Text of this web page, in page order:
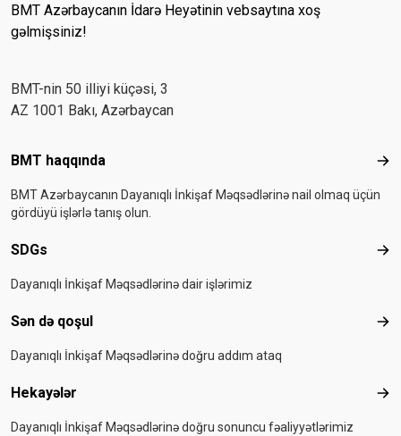
BMT Azərbaycanın İdarə Heyətinin vebsaytına xoş
gəlmişsiniz!
BMT-nin 50 illiyi küçəsi, 3
AZ 1001 Bakı, Azərbaycan
Footer menu
BMT haqqında
BMT Azərbaycanın Dayanıqlı İnkişaf Məqsədlərinə nail olmaq üçün
gördüyü işlərlə tanış olun.
SDGs
Dayanıqlı İnkişaf Məqsədlərinə dair işlərimiz
Sən də qoşul
Dayanıqlı İnkişaf Məqsədlərinə doğru addım ataq
Hekayələr
Dayanıqlı İnkişaf Məqsədlərinə doğru sonuncu fəaliyyətlərimiz